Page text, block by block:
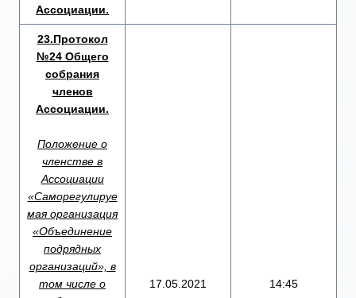
Ассоциации.
23.Протокол
№24 Общего
собрания
членов
Ассоциации.
Положение о
членстве в
Ассоциации
«Саморегулируе
мая организация
«Объединение
подрядных
организаций», в
том числе о
17.05.2021 14:45